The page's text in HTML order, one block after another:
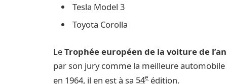
Tesla Model 3
Toyota Corolla
LeTrophée européen de la voiture de
par son jury comme la meilleure
en 1964, il en est à sa 54e édition.